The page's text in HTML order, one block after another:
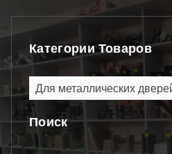
Категории Товаров
Для металлических
Поиск